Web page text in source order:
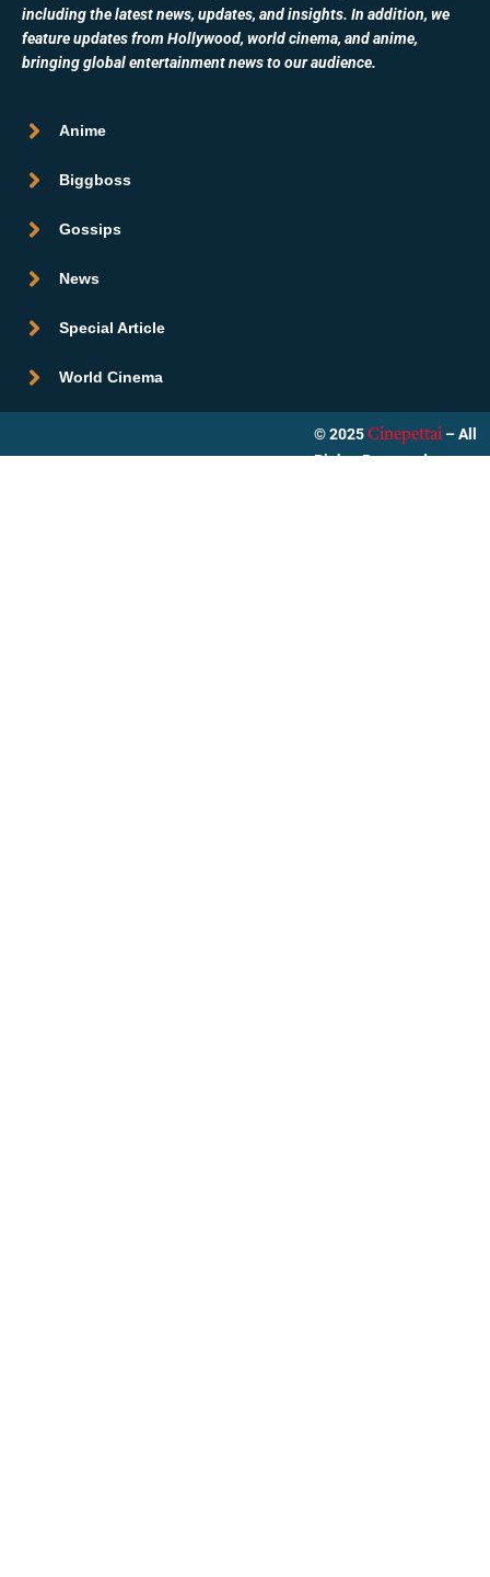
including the latest news, updates, and insights. In addition, we
feature updates from Hollywood, world cinema, and anime,
bringing global entertainment news to our audience.
Anime
Biggboss
Gossips
News
Special Article
World Cinema
© 2025 Cinepettai – All
Rights Reserved